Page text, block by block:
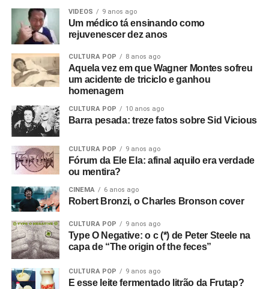
VIDEOS 9 anos ago
Um médico tá ensinando como
rejuvenescer dez anos
CULTURA POP 8 anos ago
Aquela vez em que Wagner Montes sofreu
um acidente de triciclo e ganhou
homenagem
CULTURA POP 10 anos ago
Barra pesada: treze fatos sobre Sid Vicious
CULTURA POP 9 anos ago
Fórum da Ele Ela: afinal aquilo era verdade
ou mentira?
CINEMA 6 anos ago
Robert Bronzi, o Charles Bronson cover
CULTURA POP 9 anos ago
Type O Negative: o c (*) de Peter Steele na
capa de “The origin of the feces”
CULTURA POP 9 anos ago
E esse leite fermentado litrão da Frutap?